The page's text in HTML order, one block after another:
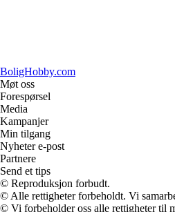
BoligHobby.com
Møt oss
Forespørsel
Media
Kampanjer
Min tilgang
Nyheter e-post
Partnere
Send et tips
© Reproduksjon forbudt.
© Alle rettigheter forbeholdt. Vi
© Vi forbeholder oss alle rettigheter til